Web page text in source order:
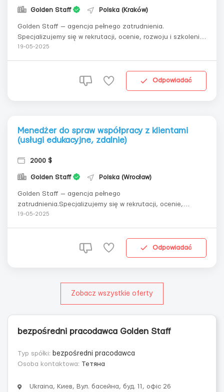
Golden Staff Polska (Kraków)
Golden Staff — agencja pełnego zatrudnienia.
Specjalizujemy się w rekrutacji, ocenie, rozwoju i szkoleniu
personelu. Wśród naszych klientów znajdują się największe
związku z rozszerzeniem...
19-05-2025
Odpowiadać
Menedżer do spraw współpracy z klientami
(usługi edukacyjne, zdalnie)
2000 $
Golden Staff Polska (Wrocław)
Golden Staff — agencja pełnego
zatrudnienia.Specjalizujemy się w rekrutacji, ocenie,
rozwoju i szkoleniu personelu. Wśród naszych klientów
Playtika, DTEK i inne. W związku z roz...
19-05-2025
Odpowiadać
Zobacz wszystkie oferty
bezpośredni pracodawca Golden Staff
Typ spółki: bezpośredni pracodawca
Osoba kontaktowa: Тетяна
Ukraina, Киев, Вул. басейна, буд. 11, офіс 26